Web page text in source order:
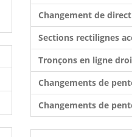
Changement de
Sections rectilignes
Tronçons en ligne
Changements de
Changements de